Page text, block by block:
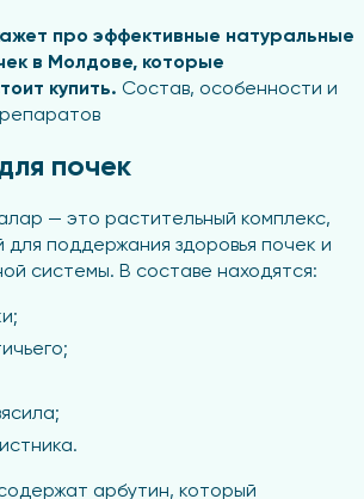
для чувствительной кожи
про эффективные натуральные
в Молдове, которые
купить. Состав, особенности и
почек
— это растительный комплекс,
поддержания здоровья почек и
системы. В составе находятся:
арбутин, который